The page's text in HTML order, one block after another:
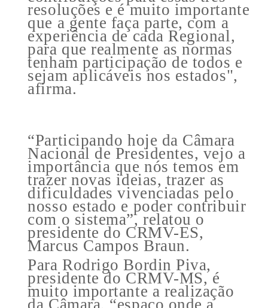
resoluções e é muito importante
que a gente faça parte, com a
experiência de cada Regional,
para que realmente as normas
tenham participação de todos e
sejam aplicáveis nos estados",
afirma.
“Participando hoje da Câmara
Nacional de Presidentes, vejo a
importância que nós temos em
trazer novas ideias, trazer as
dificuldades vivenciadas pelo
nosso estado e poder contribuir
com o sistema”, relatou o
presidente do CRMV-ES,
Marcus Campos Braun.
Para Rodrigo Bordin Piva,
presidente do CRMV-MS, é
muito importante a realização
da Câmara, “espaço onde a